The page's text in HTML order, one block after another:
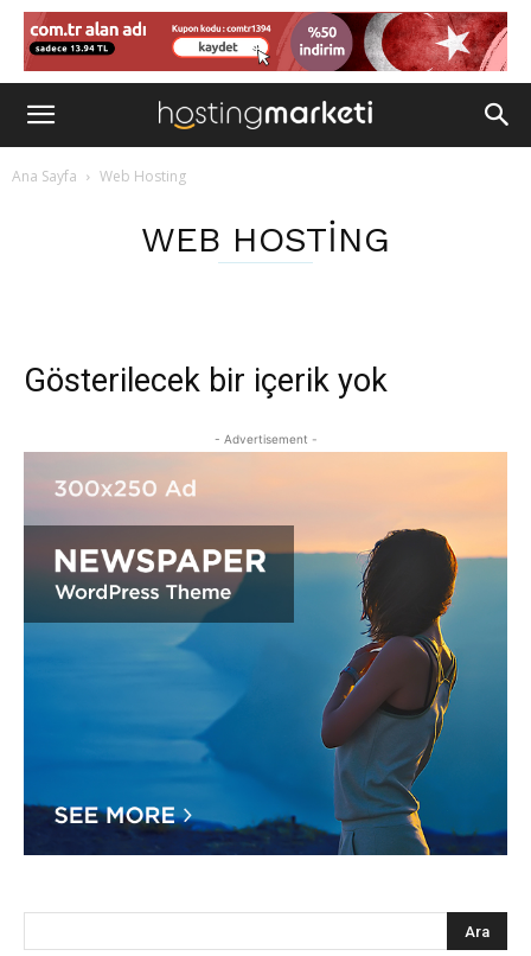
Ana Sayfa Web Hosting
WEB HOSTING
Gösterilecek bir içerik yok
- Advertisement -